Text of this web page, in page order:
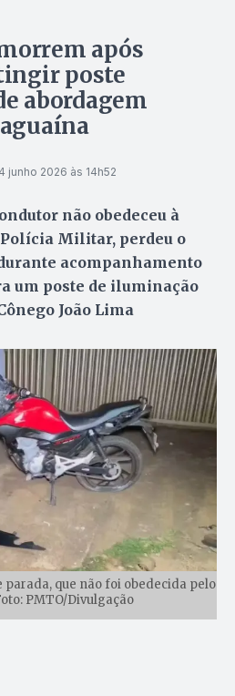
após
poste
abordagem
junho 2026 às 14h52
não obedeceu à
Militar, perdeu o
acompanhamento
um poste de iluminação
João Lima
que não foi obedecida pelo
PMTO/Divulgação